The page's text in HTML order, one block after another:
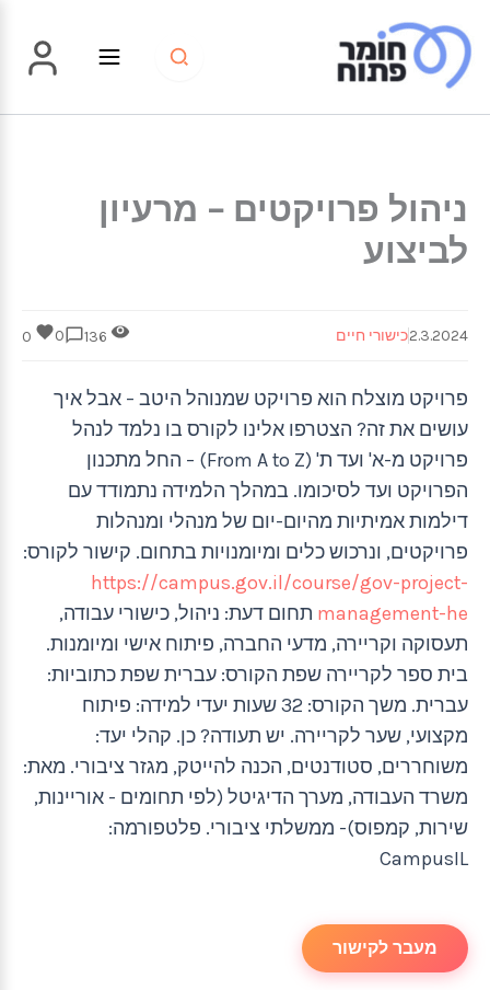
לתוכן
ניהול פרויקטים – מרעיון
לביצוע
2.3.2024כישורי חיים 0
פרויקט מוצלח הוא פרויקט שמנוהל היטב – אבל איך
עושים את זה? הצטרפו אלינו לקורס בו נלמד לנהל
פרויקט מ-א' ועד ת' (From A to Z) – החל מתכנון
הפרויקט ועד לסיכומו. במהלך הלמידה נתמודד עם
דילמות אמיתיות מהיום-יום של מנהלי ומנהלות
פרויקטים, ונרכוש כלים ומיומנויות בתחום. קישור לקורס:
https://campus.gov.il/course/gov-project-
management-he תחום דעת: ניהול, כישורי עבודה,
תעסוקה וקריירה, מדעי החברה, פיתוח אישי ומיומנות.
בית ספר לקריירה שפת הקורס: עברית שפת כתוביות:
עברית. משך הקורס: 32 שעות יעדי למידה: פיתוח
מקצועי, שער לקריירה. יש תעודה? כן. קהלי יעד:
משוחררים, סטודנטים, הכנה להייטק, מגזר ציבורי. מאת:
משרד העבודה, מערך הדיגיטל (לפי תחומים - אוריינות,
שירות, קמפוס)- ממשלתי ציבורי. פלטפורמה:
CampusIL
מעבר לקישור